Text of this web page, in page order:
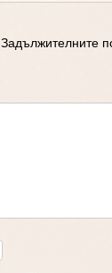
Задължителните